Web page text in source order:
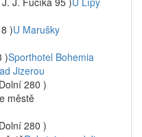
)U Marušky
)Sporthotel Bohemia
Jizerou
280 )
městě
280 )